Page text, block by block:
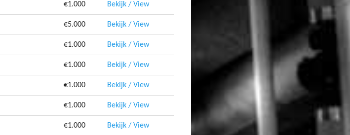
€1.000 Bekijk / View
€5.000 Bekijk / View
€1.000 Bekijk / View
€1.000 Bekijk / View
€1.000 Bekijk / View
€1.000 Bekijk / View
€1.000 Bekijk / View